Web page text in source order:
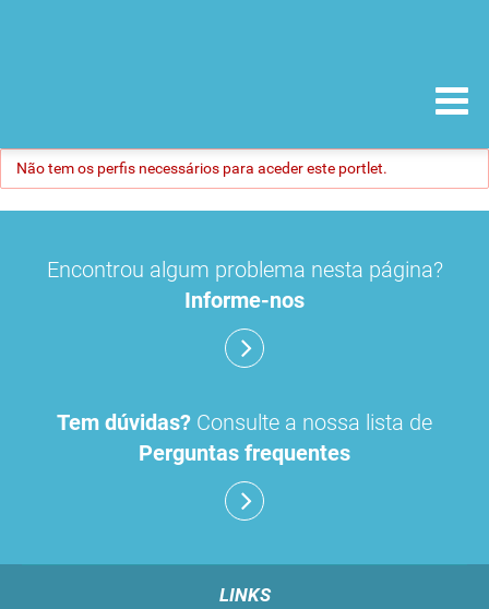
Não tem os perfis necessários para aceder este portlet.
Encontrou algum problema nesta página?
Informe-nos
Tem dúvidas? Consulte a nossa lista de
Perguntas frequentes
LINKS